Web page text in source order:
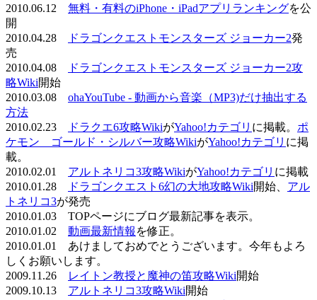
2010.06.12 無料・有料のiPhone・iPadアプリランキングを公
開
2010.04.28
ドラゴンクエストモンスターズ ジョーカー2発
売
2010.04.08
ドラゴンクエストモンスターズ ジョーカー2攻
略Wiki開始
2010.03.08 ohaYouTube - 動画から音楽（MP3)だけ抽出する
方法
2010.02.23
ドラクエ6攻略WikiがYahoo!カテゴリ に掲載。 ポ
ケモン ゴールド・シルバー攻略WikiがYahoo!カテゴリ に掲
載。
2010.02.01 アルトネリコ3攻略WikiがYahoo!カテゴリ に掲載
2010.01.28
ドラゴンクエスト6幻の大地攻略Wiki開始、 アル
トネリコ3が発売
2010.01.03 TOPページにブログ最新記事を表示。
2010.01.02 動画最新情報 を修正。
2010.01.01 あけましておめでとうございます。今年もよろ
しくお願いします。
2009.11.26
レイトン教授と魔神の笛攻略Wiki開始
2009.10.13 アルトネリコ3攻略Wiki開始